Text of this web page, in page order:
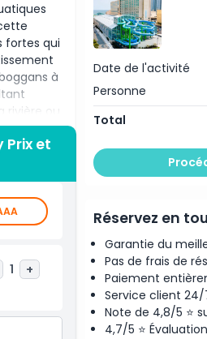
fortes qui
à
ou
au
de
au parc
dans
Prix et
1 +
Date de l'activité
Personne
Total
Réservez en
Garantie du
Pas de frais de
Paiement
Service client 24/
Note de 4,8/5 ⭐
4,7/5 ⭐